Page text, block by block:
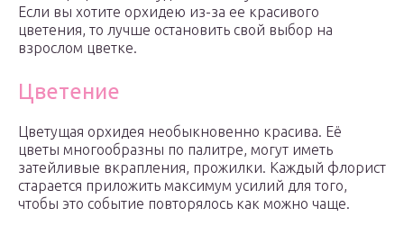
Если вы хотите орхидею из-за ее красивого
цветения, то лучше остановить свой выбор на
взрослом цветке.
Цветение
Цветущая орхидея необыкновенно красива. Её
цветы многообразны по палитре, могут иметь
затейливые вкрапления, прожилки. Каждый флорист
старается приложить максимум усилий для того,
чтобы это событие повторялось как можно чаще.